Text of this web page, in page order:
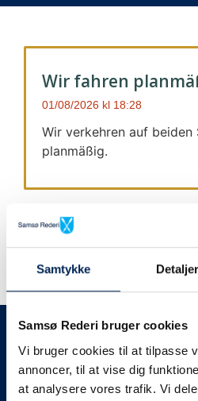
Samtykke Detaljer
Samsø Rederi bruger cookies
Vi bruger cookies til at tilpasse
annoncer, til at vise dig
at analysere vores trafik. Vi
Wir fahren
01/08/2026 18:28
Wir verkehren auf beiden
planmäßig.
Wir geben immer Bescheid
Wir